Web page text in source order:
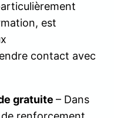
est
contact avec
gratuite– Dans